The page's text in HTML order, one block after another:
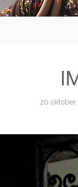
20 oktober